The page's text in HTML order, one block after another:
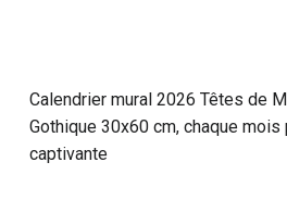
Calendrier mural 2026 Têtes de
Gothique 30x60 cm, chaque
captivante